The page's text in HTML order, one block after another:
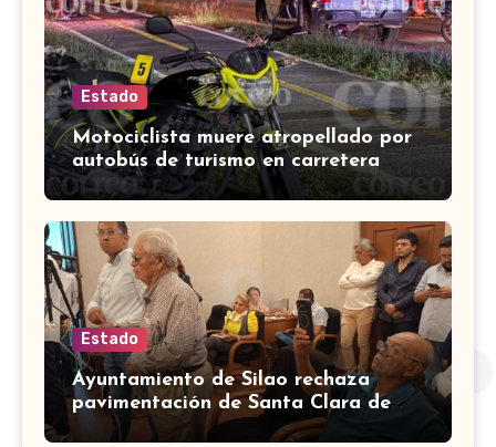
Estado
Motociclista muere atropellado por
autobús de turismo en carretera
León-San Francisco del Rincón
Estado
Ayuntamiento de Silao rechaza
pavimentación de Santa Clara de
Marines